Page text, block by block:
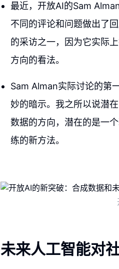
最近，开放AI的Sam
不同的评论和问题做出了
的采访之一，因为它实际
方向的看法。
Sam Alman实际讨论的第
妙的暗示。我之所以说潜
数据的方向，潜在的是一
练的新方法。
未来人工智能对